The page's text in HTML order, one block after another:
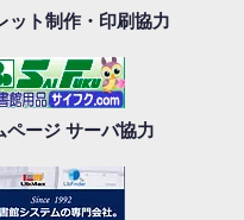
ット制作・印刷協力
ページ サーバ協力